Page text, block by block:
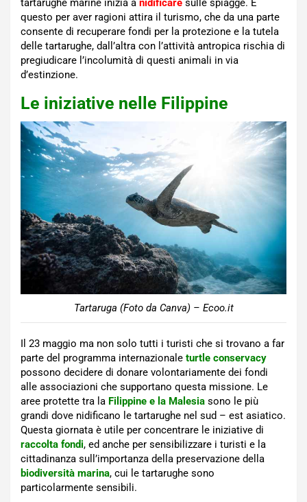
tartarughe marine inizia a nidificare sulle spiagge. E
questo per aver ragioni attira il turismo, che da una parte
consente di recuperare fondi per la protezione e la tutela
delle tartarughe, dall’altra con l’attività antropica rischia di
pregiudicare l’incolumità di questi animali in via
d’estinzione.
Le iniziative nelle Filippine
Tartaruga (Foto da Canva) – Ecoo.it
Il 23 maggio ma non solo tutti i turisti che si trovano a far
parte del programma internazionale turtle conservacy
possono decidere di donare volontariamente dei fondi
alle associazioni che supportano questa missione. Le
aree protette tra la Filippine e la Malesia sono le più
grandi dove nidificano le tartarughe nel sud – est asiatico.
Questa giornata è utile per concentrare le iniziative di
raccolta fondi, ed anche per sensibilizzare i turisti e la
cittadinanza sull’importanza della preservazione della
biodiversità marina, cui le tartarughe sono
particolarmente sensibili.